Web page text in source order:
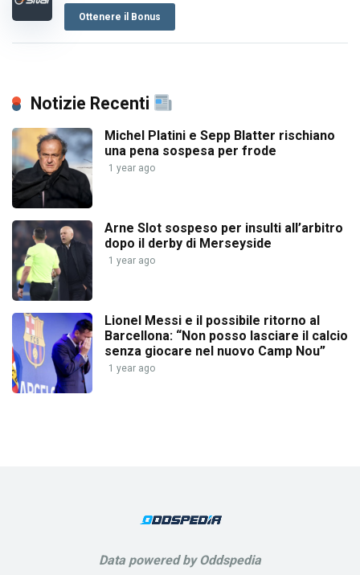
Ottenere il Bonus
Notizie Recenti
Michel Platini e Sepp Blatter rischiano
una pena sospesa per frode
1 year ago
Arne Slot sospeso per insulti all’arbitro
dopo il derby di Merseyside
1 year ago
Lionel Messi e il possibile ritorno al
Barcellona: “Non posso lasciare il calcio
senza giocare nel nuovo Camp Nou”
1 year ago
Data powered by Oddspedia